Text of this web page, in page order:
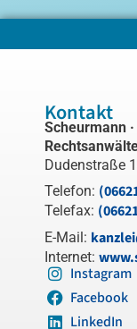
Kontakt
Scheurmann
Dudenstraße
Telefon:
Telefax:
E-Mail:
Internet:
Instagram
Facebook
LinkedIn